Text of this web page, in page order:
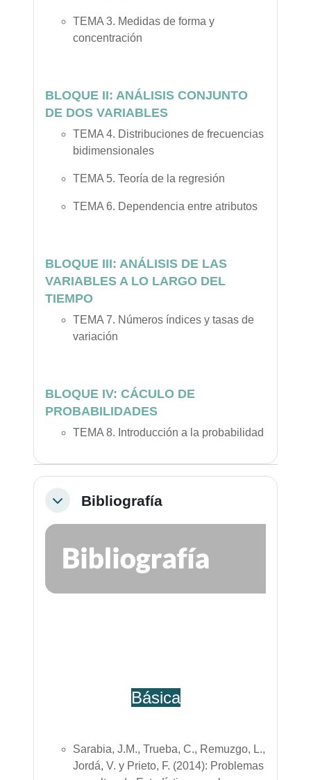
TEMA 3. Medidas de forma y
concentración
BLOQUE II: ANÁLISIS CONJUNTO
DE DOS VARIABLES
TEMA 4. Distribuciones de frecuencias
bidimensionales
TEMA 5. Teoría de la regresión
TEMA 6. Dependencia entre atributos
BLOQUE III: ANÁLISIS DE LAS
VARIABLES A LO LARGO DEL
TIEMPO
TEMA 7. Números índices y tasas de
variación
BLOQUE IV: CÁCULO DE
PROBABILIDADES
TEMA 8. Introducción a la probabilidad
ColapsarBibliografía
Básica
Sarabia, J.M., Trueba, C., Remuzgo, L.,
Jordá, V. y Prieto, F. (2014): Problemas